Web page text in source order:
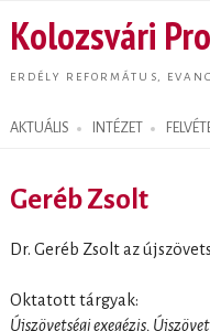
Kolozsvári
ERDÉLY REFORMÁTUS,
AKTUÁLIS INTÉZET
Search form
Geréb Zsolt
Dr. Geréb Zsolt az
Oktatott tárgyak:
Újszövetségi exegézis,